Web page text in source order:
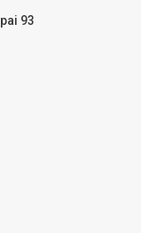
93